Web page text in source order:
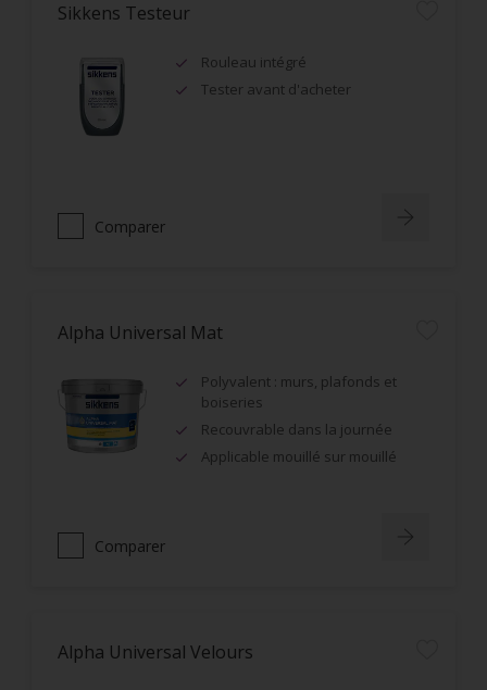
Sikkens Testeur
Rouleau intégré
Tester avant d'acheter
Comparer
Alpha Universal Mat
Polyvalent : murs, plafonds et
boiseries
Recouvrable dans la journée
Applicable mouillé sur mouillé
Comparer
Alpha Universal Velours